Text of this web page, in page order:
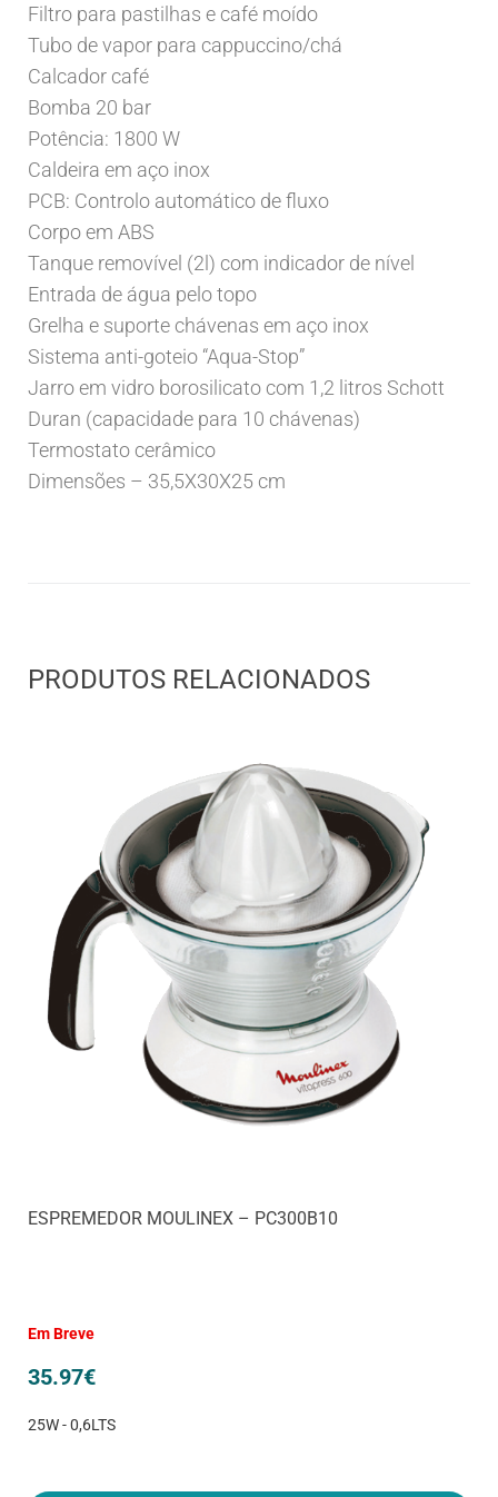
Filtro para pastilhas e café moído
Tubo de vapor para cappuccino/chá
Calcador café
Bomba 20 bar
Potência: 1800 W
Caldeira em aço inox
PCB: Controlo automático de fluxo
Corpo em ABS
Tanque removível (2l) com indicador de nível
Entrada de água pelo topo
Grelha e suporte chávenas em aço inox
Sistema anti-goteio “Aqua-Stop”
Jarro em vidro borosilicato com 1,2 litros Schott
Duran (capacidade para 10 chávenas)
Termostato cerâmico
Dimensões – 35,5X30X25 cm
PRODUTOS RELACIONADOS
ESPREMEDOR MOULINEX – PC300B10
Em Breve
35.97€
25W - 0,6LTS